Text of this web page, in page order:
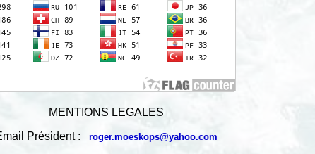
MENTIONS LEGALES
Président :
roger.moeskops@yahoo.com